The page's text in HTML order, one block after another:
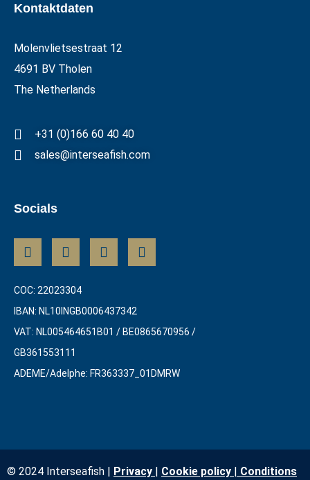
Kontaktdaten
Molenvlietsestraat 12
4691 BV Tholen
The Netherlands
+31 (0)166 60 40 40
sales@interseafish.com
Socials
COC: 22023304
IBAN: NL10INGB0006437342
VAT: NL005464651B01 / BE0865670956 /
GB361553111
ADEME/Adelphe: FR363337_01DMRW
© 2024 Interseafish | Privacy | Cookie policy | Conditions